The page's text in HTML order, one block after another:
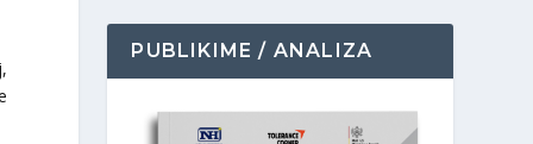
PUBLIKIME / ANALIZA